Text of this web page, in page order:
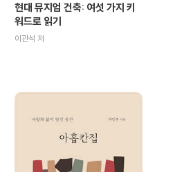
현대 뮤지엄 건축: 여섯 가지 키
워드로 읽기
이관석 저